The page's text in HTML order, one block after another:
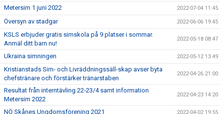
Metersim 1 juni 2022 2022-07-04 11:45
Översyn av stadgar 2022-06-06 19:45
KSLS erbjuder gratis simskola på 9 platser i sommar.
Anmäl ditt barn nu!
2022-05-18 08:47
Ukraina simningen 2022-05-12 13:49
Kristianstads Sim- och Livräddningssäll-skap avser byta
chefstränare och förstärker tränarstaben
2022-04-26 21:00
Resultat från interntävling 22-23/4 samt information
Metersim 2022
2022-04-23 14:20
NÖ Skånes Ungdomsförening 2021 2022-04-02 19:55